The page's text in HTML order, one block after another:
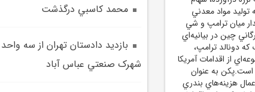
مواد معدني
ميان ترامپ و شي
چين در بيانيه‌اي
دونالد ترامپ،
از اقدامات آمريکا
است.پکن به عنوان
هزينه‌هاي بندري
محمد کاسبي درگذشت
بازديد دادستان تهران از سه
شهرک صنعتي عباس آباد